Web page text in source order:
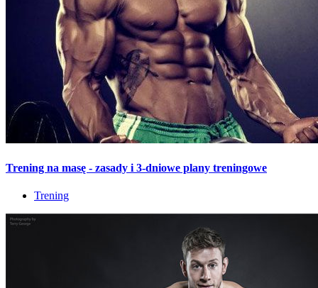
Trening na masę - zasady i 3-dniowe plany treningowe
Trening